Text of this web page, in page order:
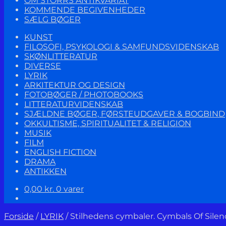
KOMMENDE BEGIVENHEDER
SÆLG BØGER
KUNST
FILOSOFI, PSYKOLOGI & SAMFUNDSVIDENSKAB
SKØNLITTERATUR
DIVERSE
LYRIK
ARKITEKTUR OG DESIGN
FOTOBØGER / PHOTOBOOKS
LITTERATURVIDENSKAB
SJÆLDNE BØGER, FØRSTEUDGAVER & BOGBIND
OKKULTISME, SPIRITUALITET & RELIGION
MUSIK
FILM
ENGLISH FICTION
DRAMA
ANTIKKEN
0,00 kr. 0 varer
Forside / LYRIK / Stilhedens cymbaler. Cymbals Of